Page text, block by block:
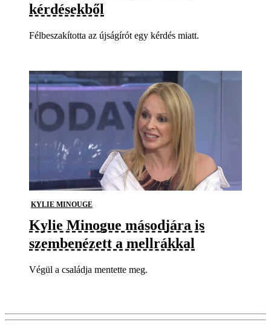
kérdésekből
Félbeszakította az újságírót egy kérdés miatt.
KYLIE MINOUGE
Kylie Minogue másodjára is
szembenézett a mellrákkal
Végül a családja mentette meg.